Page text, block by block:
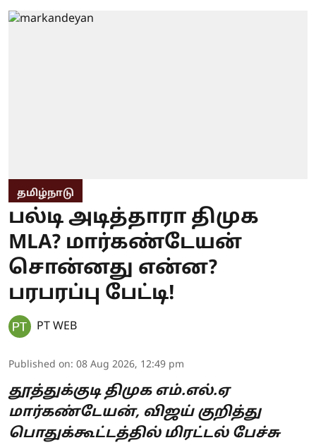
தமிழ்நாடு
பல்டி அடித்தாரா திமுக
MLA? மார்கண்டேயன்
சொன்னது என்ன?
பரபரப்பு பேட்டி!
PT WEB
Published on: 08 Aug 2026, 12:49 pm
தூத்துக்குடி திமுக எம்.எல்.ஏ
மார்கண்டேயன், விஜய் குறித்து
பொதுக்கூட்டத்தில் மிரட்டல் பேச்சு